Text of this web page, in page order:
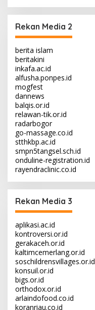
Rekan Media 2
berita islam
beritakini
inkafa.ac.id
alfusha.ponpes.id
mogfest
dannews
balqis.or.id
relawan-tik.or.id
radarbogor
go-massage.co.id
stthkbp.ac.id
smpn5tangsel.sch.id
onduline-registration.id
rayendraclinic.co.id
Rekan Media 3
aplikasi.ac.id
kontroversi.or.id
gerakaceh.or.id
kaltimcemerlang.or.id
soschildrensvillages.or.id
konsuil.or.id
bigs.or.id
orthodox.or.id
arlaindofood.co.id
koranriau.co.id